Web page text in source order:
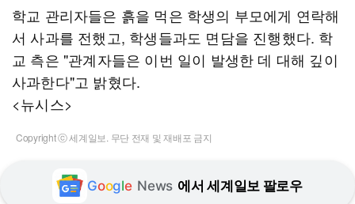
학교 관리자들은 흙을 먹은 학생의 부모에게 연락해
서 사과를 전했고, 학생들과도 면담을 진행했다. 학
교 측은 "관계자들은 이번 일이 발생한 데 대해 깊이
사과한다"고 밝혔다.
<뉴시스>
Copyright ⓒ 세계일보. 무단 전재 및 재배포 금지
Google News 에서 세계일보 팔로우